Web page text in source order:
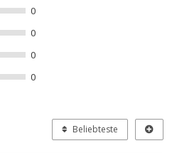
0
0
0
0
Beliebteste